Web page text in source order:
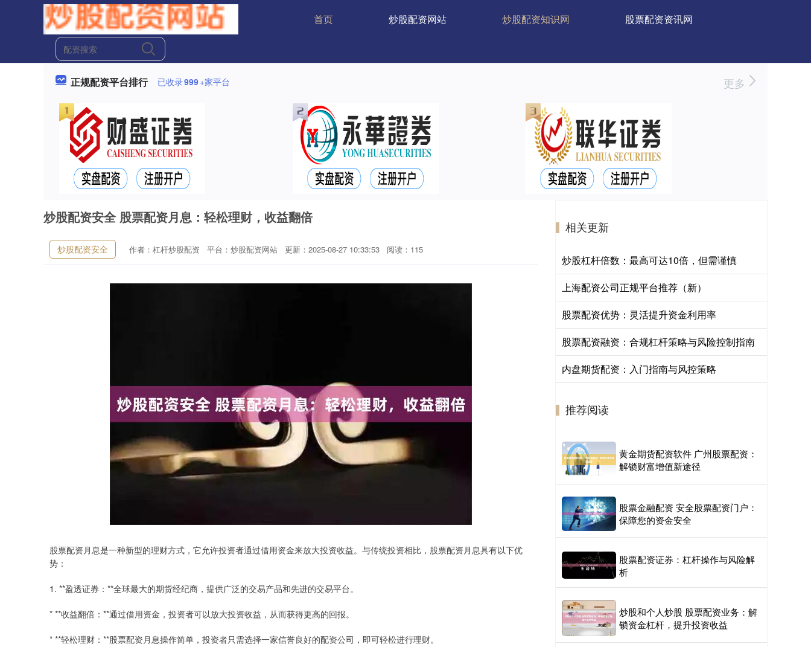
首页 炒股配资网站 炒股配资知识网 股票配资资讯网
正规配资平台排行 已收录999+家平台 更多
炒股配资安全 股票配资月息：轻松理财，收益翻倍
炒股配资安全 作者：杠杆炒股配资 平台：炒股配资网站 更新：2025-08-27 10:33:53 阅读：115
股票配资月息是一种新型的理财方式，它允许投资者通过借用资金来放大投资收益。与传统投资相比，股票配资月息具有以下优
势：
1. **盈透证券：**全球最大的期货经纪商，提供广泛的交易产品和先进的交易平台。
* **收益翻倍：**通过借用资金，投资者可以放大投资收益，从而获得更高的回报。
* **轻松理财：**股票配资月息操作简单，投资者只需选择一家信誉良好的配资公司，即可轻松进行理财。
相关更新
炒股杠杆倍数：最高可达10倍，但需谨慎
上海配资公司正规平台推荐（新）
股票配资优势：灵活提升资金利用率
股票配资融资：合规杠杆策略与风险控制指南
内盘期货配资：入门指南与风控策略
推荐阅读
黄金期货配资软件 广州股票配资：
解锁财富增值新途径
股票金融配资 安全股票配资门户：
保障您的资金安全
股票配资证券：杠杆操作与风险解
析
炒股和个人炒股 股票配资业务：解
锁资金杠杆，提升投资收益